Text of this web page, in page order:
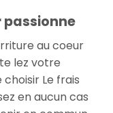
passionne
au coeur
lez votre
Le frais
en aucun cas